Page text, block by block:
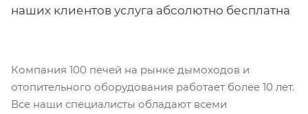
наших клиентов услуга абсолютно бесплатна
Компания 100 печей на рынке дымоходов и
отопительного оборудования работает более 10 лет.
Все наши специалисты обладают всеми